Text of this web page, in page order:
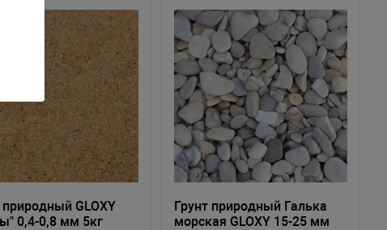
природный GLOXY
0,4-0,8 мм 5кг
Грунт природный Галька
морская GLOXY 15-25 мм